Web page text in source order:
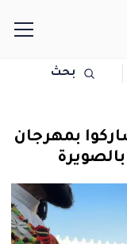
بحث
شاركوا بمهرجان